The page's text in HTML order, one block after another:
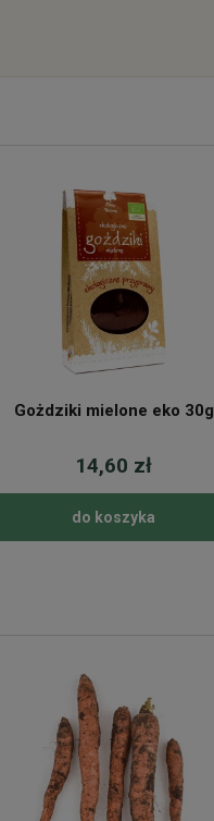
Gożdziki mielone eko 30g
14,60 zł
do koszyka